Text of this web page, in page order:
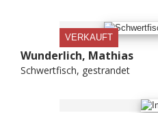
VERKAUFT
Wunderlich, Mathias
Schwertfisch, gestrandet